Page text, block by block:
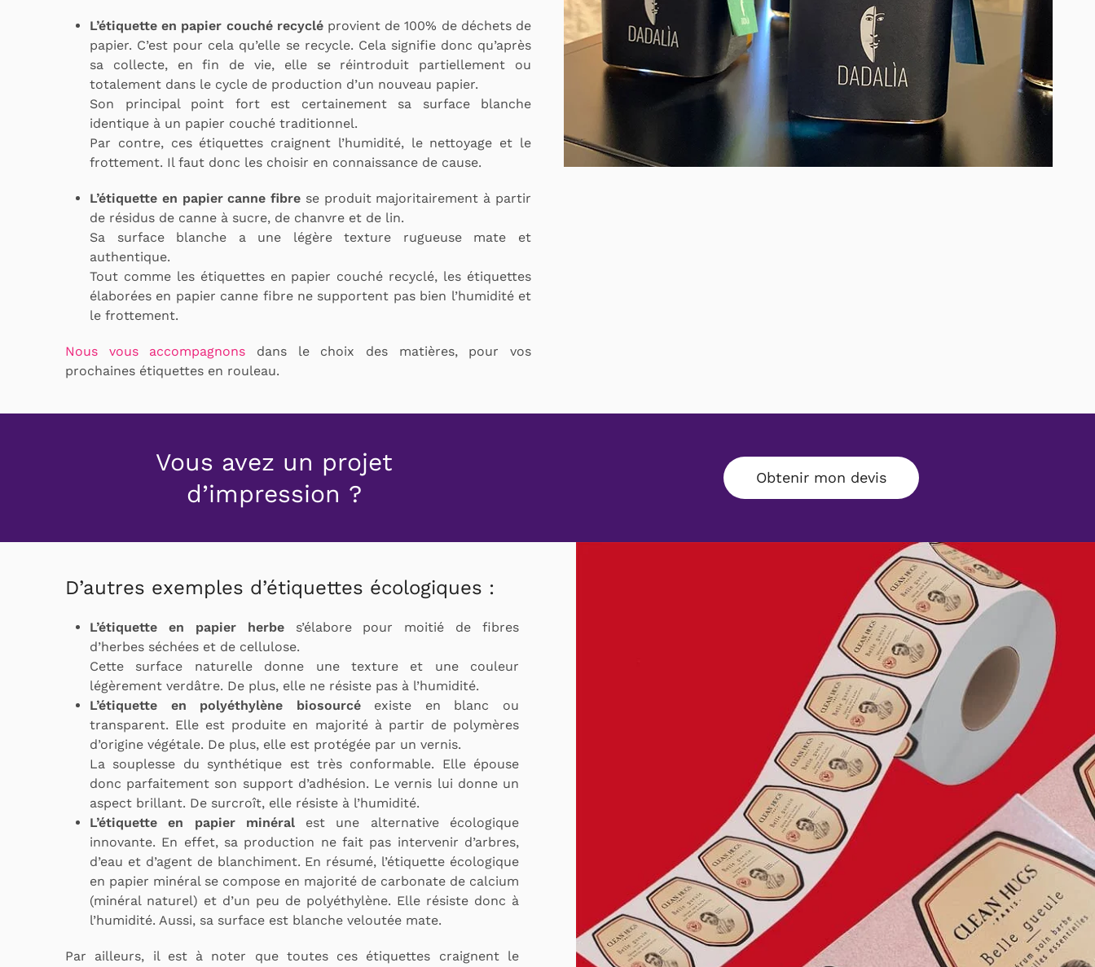
L’étiquette en papier couché recyclé provient de 100% de déchets de
papier. C’est pour cela qu’elle se recycle. Cela signifie donc qu’après
sa collecte, en fin de vie, elle se réintroduit partiellement ou
totalement dans le cycle de production d’un nouveau papier.
Son principal point fort est certainement sa surface blanche
identique à un papier couché traditionnel.
Par contre, ces étiquettes craignent l’humidité, le nettoyage et le
frottement. Il faut donc les choisir en connaissance de cause.
L’étiquette en papier canne fibre se produit majoritairement à partir
de résidus de canne à sucre, de chanvre et de lin.
Sa surface blanche a une légère texture rugueuse mate et
authentique.
Tout comme les étiquettes en papier couché recyclé, les étiquettes
élaborées en papier canne fibre ne supportent pas bien l’humidité et
le frottement.
Nous vous accompagnons dans le choix des matières, pour vos
prochaines étiquettes en rouleau.
Vous avez un projet
d’impression ?
Obtenir mon devis
D’autres exemples d’étiquettes écologiques :
L’étiquette en papier herbes’élabore pour moitié de fibres
d’herbes séchées et de cellulose.
Cette surface naturelle donne une texture et une couleur
légèrement verdâtre. De plus, elle ne résiste pas à l’humidité.
L’étiquette en polyéthylène biosourcéexiste en blanc ou
transparent. Elle est produite en majorité à partir de polymères
d’origine végétale. De plus, elle est protégée par un vernis.
La souplesse du synthétique est très conformable. Elle épouse
donc parfaitement son support d’adhésion. Le vernis lui donne un
aspect brillant. De surcroît, elle résiste à l’humidité.
L’étiquette en papier minéral est une alternative écologique
innovante. En effet, sa production ne fait pas intervenir d’arbres,
d’eau et d’agent de blanchiment. En résumé, l’étiquette écologique
en papier minéral se compose en majorité de carbonate de calcium
(minéral naturel) et d’un peu de polyéthylène. Elle résiste donc à
l’humidité. Aussi, sa surface est blanche veloutée mate.
Par ailleurs, il est à noter que toutes ces étiquettes craignent le